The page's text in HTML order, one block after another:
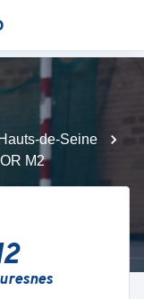
Hauts-de-Seine
M2